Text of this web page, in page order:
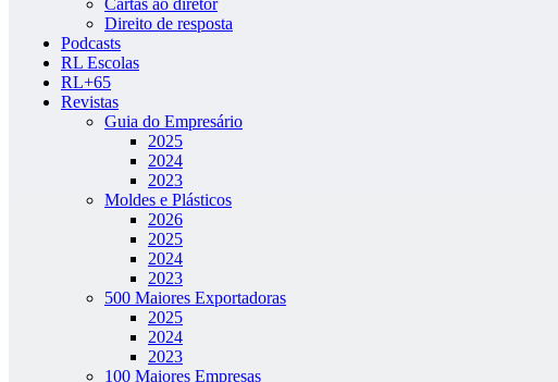
Direito de resposta
Podcasts
RL Escolas
RL+65
Revistas
Guia do Empresário
2025
2024
2023
Moldes e Plásticos
2026
2025
2024
2023
500 Maiores Exportadoras
2025
2024
2023
100 Maiores Empresas